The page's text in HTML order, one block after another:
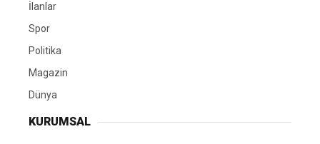
İlanlar
Spor
Politika
Magazin
Dünya
KURUMSAL